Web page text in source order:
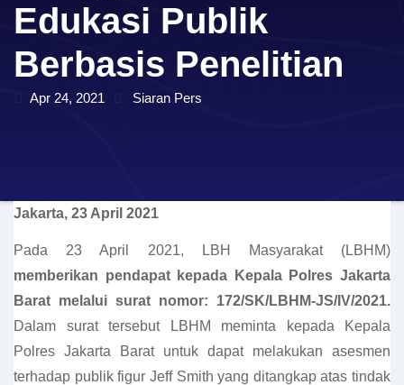
Edukasi Publik
Berbasis Penelitian
Apr 24, 2021 Siaran Pers
Jakarta, 23 April 2021
Pada 23 April 2021, LBH Masyarakat (LBHM)
memberikan pendapat kepada Kepala Polres Jakarta
Barat melalui surat nomor: 172/SK/LBHM-JS/IV/2021.
Dalam surat tersebut LBHM meminta kepada Kepala
Polres Jakarta Barat untuk dapat melakukan asesmen
terhadap publik figur Jeff Smith yang ditangkap atas tindak